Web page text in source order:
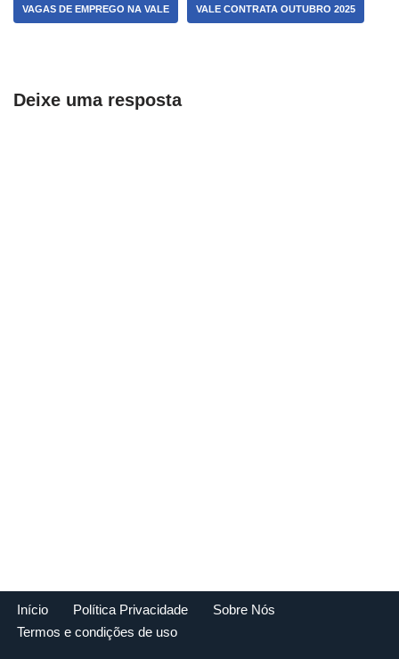
VAGAS DE EMPREGO NA VALE VALE CONTRATA OUTUBRO 2025
Deixe uma resposta
Início Política Privacidade
Sobre Nós
Termos e condições de uso